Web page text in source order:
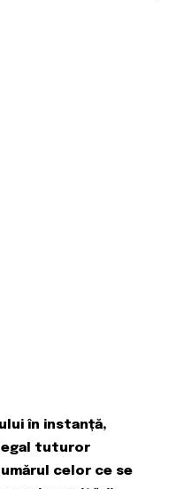
în instanță,
tuturor
celor ce se